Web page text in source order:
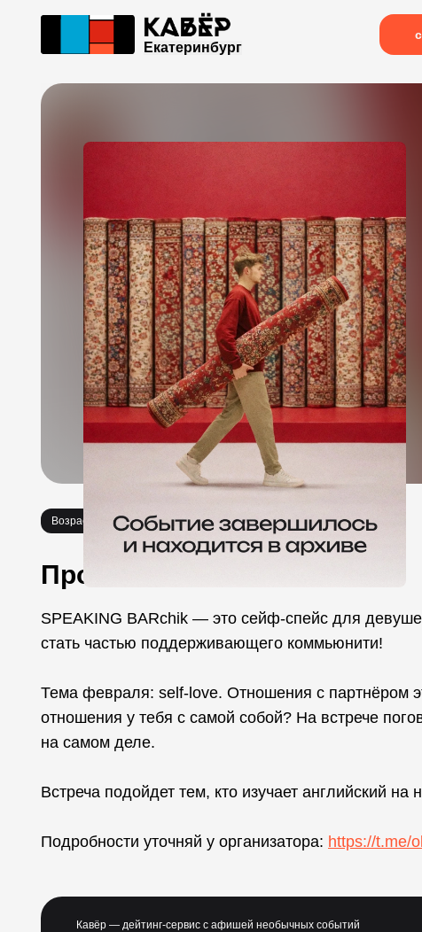
Екатеринбург
Возраст 21+ Необычное Мастер-классы
Про событие
SPEAKING BARchik — это сейф-спейс для
стать частью поддерживающего коммьюнити!
Тема февраля: self-love. Отношения с партнёром
отношения у тебя с самой собой? На встрече
на самом деле.
Встреча подойдет тем, кто изучает английский на
Подробности уточняй у организатора: https://t.me/
Кавёр — дейтинг-сервис с афишей необычных событий